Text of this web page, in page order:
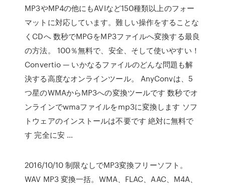
MP3やMP4の他にもAVIなど150種類以上のフォー
マットに対応しています。難しい操作をすることな
くCDへ 数秒でMPGをMP3ファイルへ変換する最良
の方法。 100％無料で、安全、そして使いやすい！
Convertio — いかなるファイルのどんな問題も解
決する高度なオンラインツール。 AnyConvは、5
つ星のWMAからMP3への変換ツールです 数秒でオ
ンラインでwmaファイルをmp3に変換します ソフ
トウェアのインストールは不要です 絶対に無料で
す 完全に安 …
2016/10/10 制限なしでMP3変換フリーソフト。
WAV MP3 変換一括。WMA、FLAC、AAC、M4A、